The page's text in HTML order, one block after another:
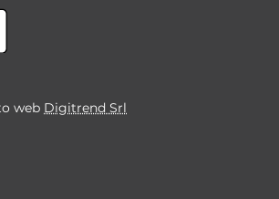
web Digitrend Srl